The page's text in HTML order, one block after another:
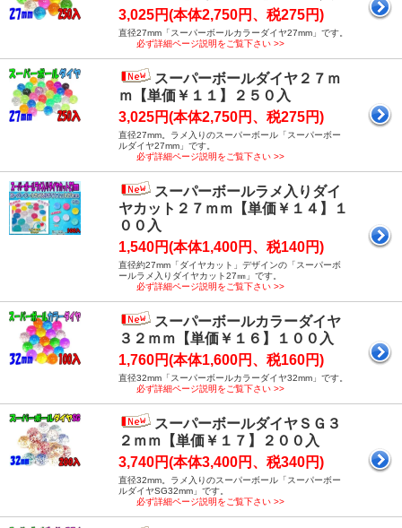
3,025円(本体2,750円、税275円)
直径27mm「スーパーボールカラーダイヤ27mm」です。
必ず詳細ページ説明をご覧下さい >>
スーパーボールダイヤ２７ｍ
ｍ【単価￥１１】２５０入
3,025円(本体2,750円、税275円)
直径27mm。ラメ入りのスーパーボール「スーパーボー
ルダイヤ27mm」です。
必ず詳細ページ説明をご覧下さい >>
スーパーボールラメ入りダイ
ヤカット２７ｍｍ【単価￥１４】１
００入
1,540円(本体1,400円、税140円)
直径約27mm「ダイヤカット」デザインの「スーパーボ
ールラメ入りダイヤカット27㎜」です。
必ず詳細ページ説明をご覧下さい >>
スーパーボールカラーダイヤ
３２ｍｍ【単価￥１６】１００入
1,760円(本体1,600円、税160円)
直径32mm「スーパーボールカラーダイヤ32mm」です。
必ず詳細ページ説明をご覧下さい >>
スーパーボールダイヤＳＧ３
２ｍｍ【単価￥１７】２００入
3,740円(本体3,400円、税340円)
直径32mm。ラメ入りのスーパーボール「スーパーボー
ルダイヤSG32mm」です。
必ず詳細ページ説明をご覧下さい >>